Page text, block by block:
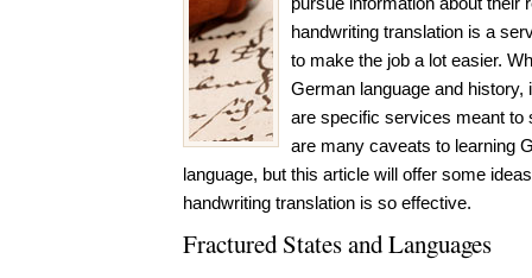
handwriting translation is a
to make the job a lot easier.
German language and
are specific services meant to
are many caveats to learning
language, but this article will offer some
handwriting translation is so effective.
Fractured States and Languages